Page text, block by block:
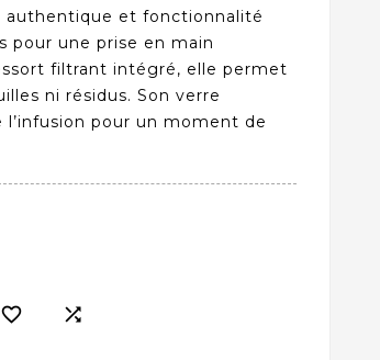
authentique et fonctionnalité
pour une prise en main
filtrant intégré, elle permet
ni résidus. Son verre
pour un moment de
 